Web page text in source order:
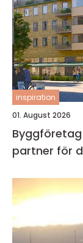
inspiration
01. August 2026
Byggföretag karlstad
partner för